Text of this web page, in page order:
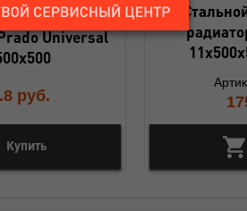
стальной
Universal
руб.
Купить